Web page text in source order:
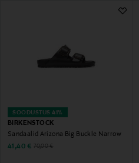
SOODUSTUS 41%
BIRKENSTOCK
Sandaalid Arizona Big Buckle Narrow
Discounted Price
41,40 € Original Price
70,00 €